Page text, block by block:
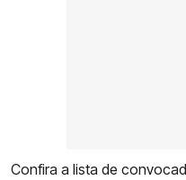
Confira a lista de